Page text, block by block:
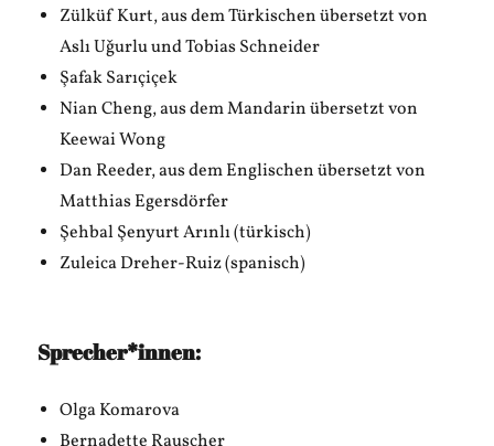
Zülküf Kurt, aus dem Türkischen übersetzt von
Aslı Uǧurlu und Tobias Schneider
Şafak Sarıçiçek
Nian Cheng, aus dem Mandarin übersetzt von
Keewai Wong
Dan Reeder, aus dem Englischen übersetzt von
Matthias Egersdörfer
Şehbal Şenyurt Arınlı (türkisch)
Zuleica Dreher-Ruiz (spanisch)
Sprecher*innen:
Olga Komarova